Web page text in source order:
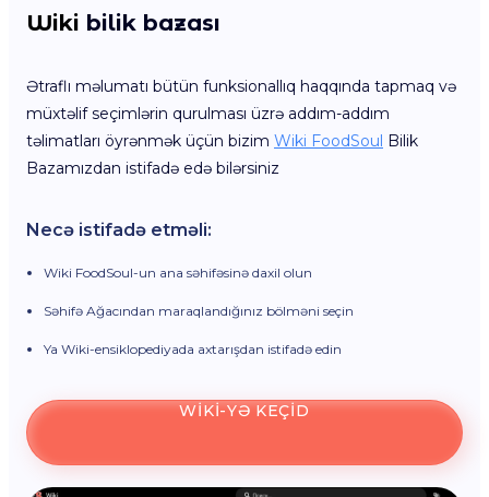
Wiki bilik bazası
Ətraflı məlumatı bütün funksionallıq haqqında tapmaq və
müxtəlif seçimlərin qurulması üzrə addım-addım
təlimatları öyrənmək üçün bizim Wiki FoodSoul Bilik
Bazamızdan istifadə edə bilərsiniz
Necə istifadə etməli:
Wiki FoodSoul-un ana səhifəsinə daxil olun
Səhifə Ağacından maraqlandığınız bölməni seçin
Ya Wiki-ensiklopediyada axtarışdan istifadə edin
WIKI-YƏ KEÇID